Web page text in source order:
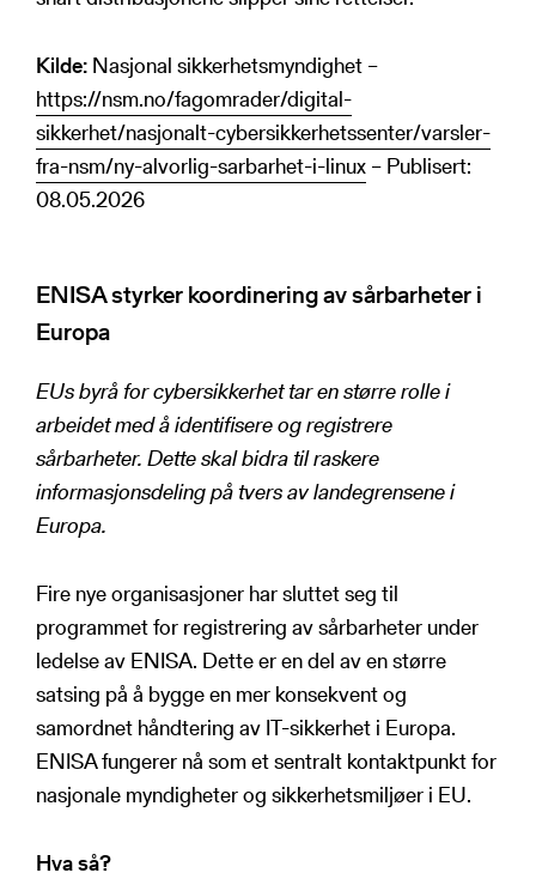
Kilde: Nasjonal sikkerhetsmyndighet –
https://nsm.no/fagomrader/digital-
sikkerhet/nasjonalt-cybersikkerhetssenter/varsler-
fra-nsm/ny-alvorlig-sarbarhet-i-linux – Publisert:
08.05.2026
ENISA styrker koordinering av sårbarheter i
Europa
EUs byrå for cybersikkerhet tar en større rolle i
arbeidet med å identifisere og registrere
sårbarheter. Dette skal bidra til raskere
informasjonsdeling på tvers av landegrensene i
Europa.
Fire nye organisasjoner har sluttet seg til
programmet for registrering av sårbarheter under
ledelse av ENISA. Dette er en del av en større
satsing på å bygge en mer konsekvent og
samordnet håndtering av IT-sikkerhet i Europa.
ENISA fungerer nå som et sentralt kontaktpunkt for
nasjonale myndigheter og sikkerhetsmiljøer i EU.
Hva så?